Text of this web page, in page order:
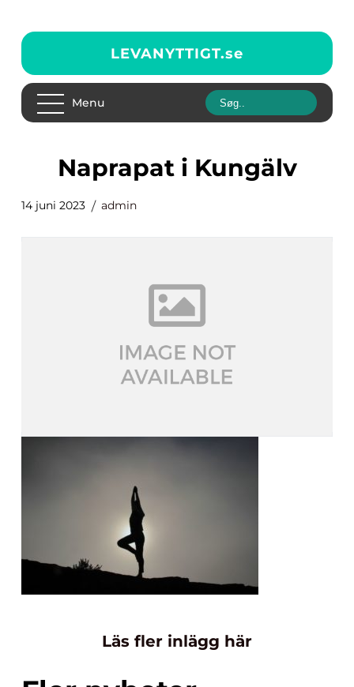
LEVANYTTIGT.se
Menu
Naprapat i Kungälv
14 juni 2023 admin
Läs fler inlägg här